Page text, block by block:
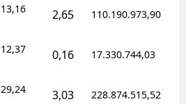
13,16 2,65 110.190.973,90
12,37 0,16 17.330.744,03
29,24 3,03 228.874.515,52